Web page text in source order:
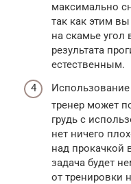
максимально
так как этим
на скамье угол
результата
естественным.
тренер может
грудь с
нет ничего
над прокачкой
задача будет
от тренировки